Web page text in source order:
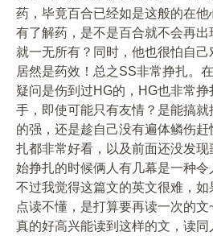
药，毕竟百合已经如是这般的在
有了解药，是不是百合就不会再
就一无所有？同时，他也很怕自
居然是药效！总之SS非常挣扎。
疑问是伤到过HG的，HG也非常
手，即使可能只有友情？是能搞
的强，还是趁自己没有遍体鳞伤
扎都非常好看，以及前面还没发
始挣扎的时候俩人有几幕是一种令
不过我觉得这篇文的英文很难，
点读不懂，是打算要再读一次的文
真的好高兴能读到这样的文，读同